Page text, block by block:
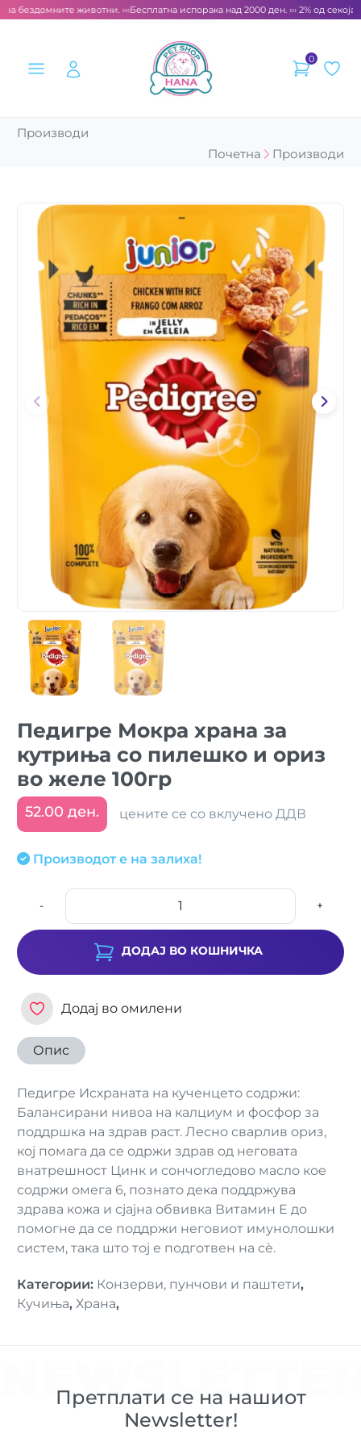
бездомните животни. ‹‹‹ Бесплатна испорака над 2000 ден. ››› 2% од секоја
0
Производи
Почетна
Производи
Педигре Мокра храна за
кутриња со пилешко и ориз
во желе 100гр
52.00 ден. цените се со вклучено ДДВ
Производот е на залиха!
- +
ДОДАЈ ВО КОШНИЧКА
Додај во омилени
Опис
Педигре Исхраната на кученцето содржи:
Балансирани нивоа на калциум и фосфор за
поддршка на здрав раст. Лесно сварлив ориз,
кој помага да се одржи здрав од неговата
внатрешност Цинк и сончогледово масло кое
содржи омега 6, познато дека поддржува
здрава кожа и сјајна обвивка Витамин Е до
помогне да се поддржи неговиот имунолошки
систем, така што тој е подготвен на сè.
Категории: Конзерви, пунчови и паштети,
Кучиња, Храна,
Претплати се на нашиот
Newsletter!